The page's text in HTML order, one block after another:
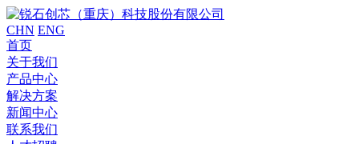
CHN ENG
首页
关于我们
产品中心
解决方案
新闻中心
联系我们